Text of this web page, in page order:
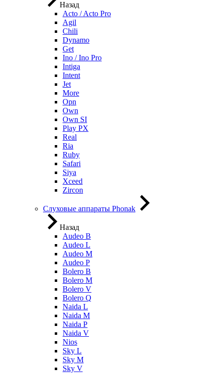
Назад
Acto / Acto Pro
Agil
Chili
Dynamo
Get
Ino / Ino Pro
Intiga
Intent
Jet
More
Opn
Own
Own SI
Play PX
Real
Ria
Ruby
Safari
Siya
Xceed
Zircon
Слуховые аппараты Phonak
Назад
Audeo B
Audeo L
Audeo М
Audeo P
Bolero B
Bolero M
Bolero V
Bolero Q
Naida L
Naida M
Naida P
Naida V
Nios
Sky L
Sky M
Sky V